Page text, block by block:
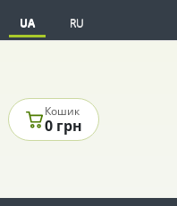
UA RU
Кошик
0 грн